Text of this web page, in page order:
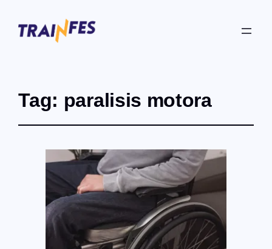
Tag: paralisis motora